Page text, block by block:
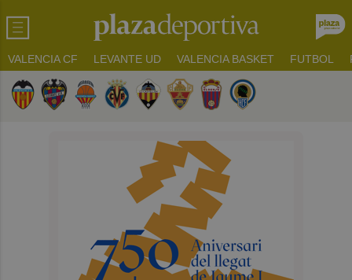
VALENCIA CF LEVANTE UD VALENCIA BASKET FUTBOL